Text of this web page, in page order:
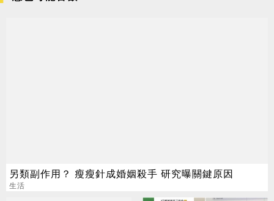
另類副作用？ 瘦瘦針成婚姻殺手 研究曝關鍵原因
生活